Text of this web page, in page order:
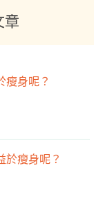
章
瘦身呢？
於瘦身呢？